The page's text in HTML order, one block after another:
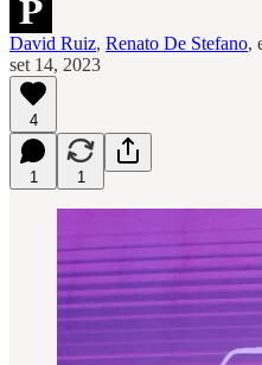
David Ruiz, Renato De Stefano,
set 14, 2023
4
1 1